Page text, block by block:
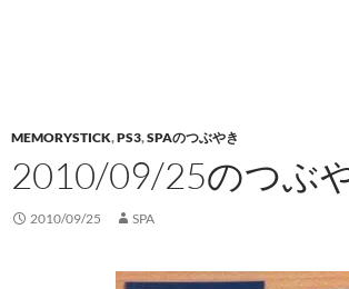
MEMORYSTICK,PS3,SPAのつぶやき
2010/09/25のつぶ
2010/09/25 SPA